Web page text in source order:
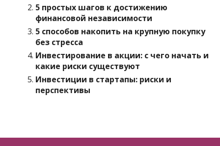
5 простых шагов к достижению
финансовой независимости
5 способов накопить на крупную покупку
без стресса
Инвестирование в акции: с чего начать и
какие риски существуют
Инвестиции в стартапы: риски и
перспективы